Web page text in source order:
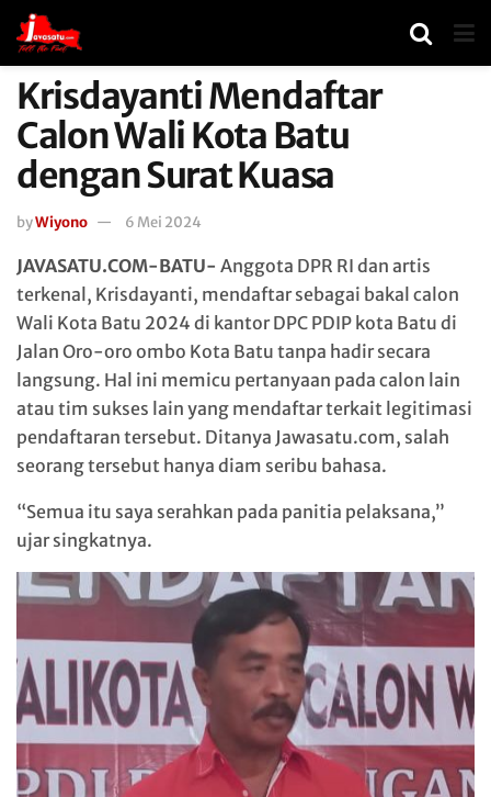
Krisdayanti Mendaftar
Calon Wali Kota Batu
dengan Surat Kuasa
byWiyono 6 Mei 2024
JAVASATU.COM-BATU- Anggota DPR RI dan artis
terkenal, Krisdayanti, mendaftar sebagai bakal calon
Wali Kota Batu 2024 di kantor DPC PDIP kota Batu di
Jalan Oro-oro ombo Kota Batu tanpa hadir secara
langsung. Hal ini memicu pertanyaan pada calon lain
atau tim sukses lain yang mendaftar terkait legitimasi
pendaftaran tersebut. Ditanya Jawasatu.com, salah
seorang tersebut hanya diam seribu bahasa.
“Semua itu saya serahkan pada panitia pelaksana,”
ujar singkatnya.